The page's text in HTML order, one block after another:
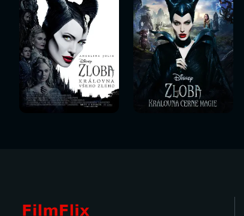
Sledovat
nyní
Sledovat nyní
Sledovat
nyní
Sledovat nyní